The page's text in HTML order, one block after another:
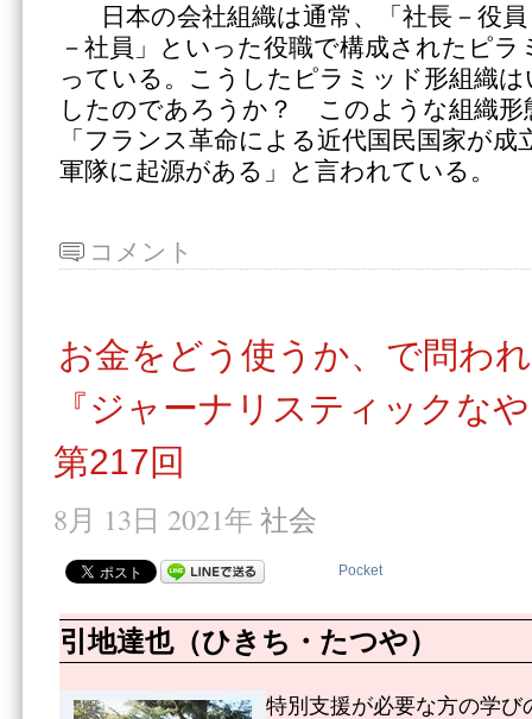
日本の会社組織は通常、「社長－役
－社員」といった役職で構成されたピ
っている。こうしたピラミッド形組織
したのであろうか？ このような組織形
「フランス革命による近代国民国家が
軍隊に起源がある」と言われている。
コメント
お金をどう使うか、で問わ
『ジャーナリスティックな
第217回
8月 13日 2021年 社会
Pocket
引地達也（ひきち・たつや）
特別支援が必要な方の学